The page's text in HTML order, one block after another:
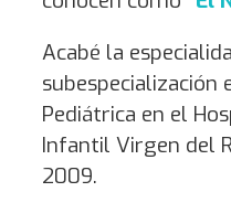
Acabé la
subespecialización
Pediátrica en el
Infantil Virgen del
2009.